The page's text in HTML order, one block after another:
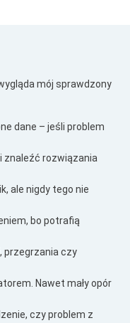
mój sprawdzony
dane – jeśli problem
znaleźć rozwiązania
ale nigdy tego nie
bo potrafią
przegrzania czy
Nawet mały opór
czy problem z